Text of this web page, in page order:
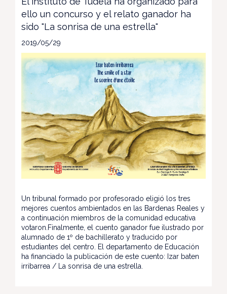
ello un concurso y el relato ganador ha
sido "La sonrisa de una estrella"
2019/05/29
Un tribunal formado por profesorado eligió los tres
mejores cuentos ambientados en las Bardenas Reales y
a continuación miembros de la comunidad educativa
votaron.Finalmente, el cuento ganador fue ilustrado por
alumnado de 1º de bachillerato y traducido por
estudiantes del centro. El departamento de Educación
ha financiado la publicación de este cuento: Izar baten
irribarrea / La sonrisa de una estrella.